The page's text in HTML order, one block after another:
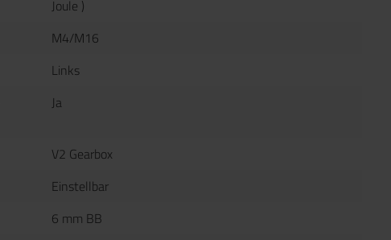
Joule )
M4/M16
Links
Ja
V2 Gearbox
Einstellbar
6 mm BB